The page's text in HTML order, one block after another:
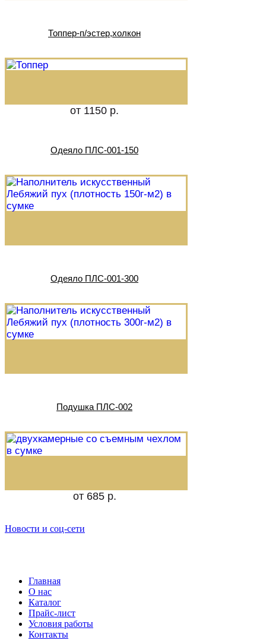
Топпер-п/эстер,холкон
от 1150 р.
Одеяло ПЛС-001-150
Одеяло ПЛС-001-300
Подушка ПЛС-002
от 685 р.
Новости и соц-сети
Главная
О нас
Каталог
Прайс-лист
Условия работы
Контакты